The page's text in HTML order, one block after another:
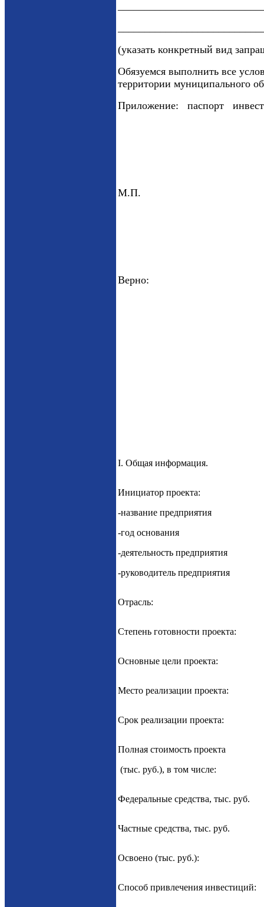
(указать конкретный вид
Обязуемся выполнить все
территории муниципального
Приложение: паспорт
М.П. Руководитель
Верно:
I. Общая информация.
Инициатор проекта:
-название предприятия
-год основания
-деятельность предприятия
-руководитель предприятия
Отрасль:
Степень готовности проекта:
Основные цели проекта:
Место реализации проекта:
Срок реализации проекта:
Полная стоимость проекта
(тыс. руб.), в том числе:
Федеральные средства, тыс. руб.
Частные средства, тыс. руб.
Освоено (тыс. руб.):
Способ привлечения инвестиций: